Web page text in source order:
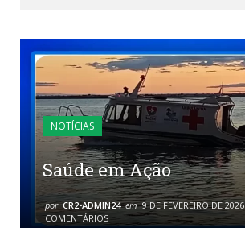
NOTÍCIAS
Saúde em Ação
por CR2-ADMIN24 em 9 DE FEVEREIRO DE 2026
COMENTÁRIOS